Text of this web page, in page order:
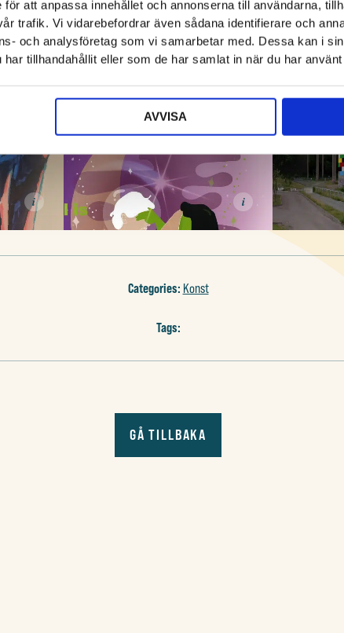
att anpassa innehållet och annonserna till användarna,
trafik. Vi vidarebefordrar även sådana identifierare och
och analysföretag som vi samarbetar med. Dessa kan i
tillhandahållit eller som de har samlat in när du har
AVVISA
i i
Categories: Konst
Tags:
GÅ TILLBAKA